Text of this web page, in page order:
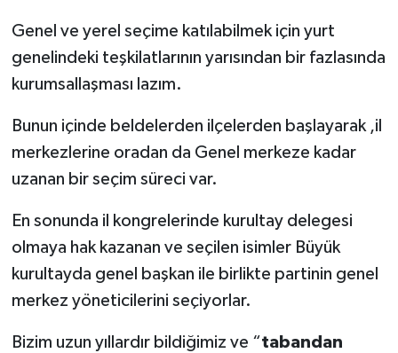
Genel ve yerel seçime katılabilmek için yurt
genelindeki teşkilatlarının yarısından bir fazlasında
kurumsallaşması lazım.
Bunun içinde beldelerden ilçelerden başlayarak ,il
merkezlerine oradan da Genel merkeze kadar
uzanan bir seçim süreci var.
En sonunda il kongrelerinde kurultay delegesi
olmaya hak kazanan ve seçilen isimler Büyük
kurultayda genel başkan ile birlikte partinin genel
merkez yöneticilerini seçiyorlar.
Bizim uzun yıllardır bildiğimiz ve “tabandan